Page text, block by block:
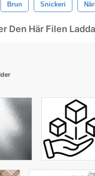
Brun Snickeri
Den Här Filen